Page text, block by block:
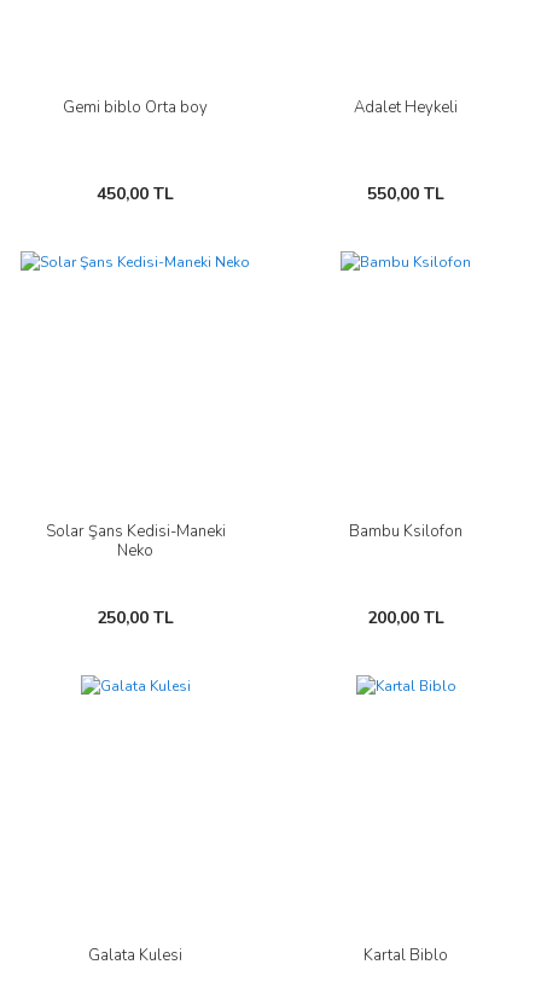
Gemi biblo Orta boy
450,00 TL
Adalet Heykeli
550,00 TL
Solar Şans Kedisi-Maneki
Neko
250,00 TL
Bambu Ksilofon
200,00 TL
Galata Kulesi Kartal Biblo